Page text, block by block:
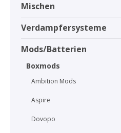
Mischen
Verdampfersysteme
Mods/Batterien
Boxmods
Ambition Mods
Aspire
Dovopo